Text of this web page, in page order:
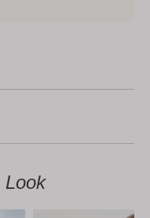
Look